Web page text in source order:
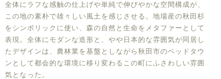
全体にラフな感触の仕上げや単純で伸びやかな空間構成が、
この地の素朴で雄々しい風土を感じさせる。地場産の秋田杉
をシンボリックに使い、森の自然と生命をメタファーとして
表現。全体にモダンな造形と、やや日本的な雰囲気が同居し
たデザインは、農林業を基盤としながら秋田市のベッドタウ
ンとして都会的な環境に移り変わるこの町にふさわしい雰囲
気となった。